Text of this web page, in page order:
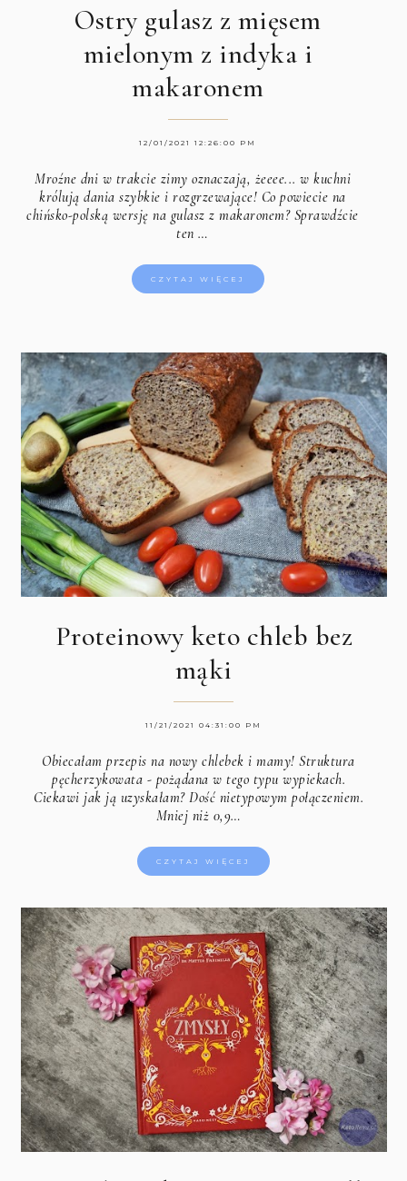
Ostry gulasz z mięsem
mielonym z indyka i
makaronem
12/01/2021 12:26:00 PM
Mroźne dni w trakcie zimy oznaczają, żeeee... w kuchni
królują dania szybkie i rozgrzewające! Co powiecie na
chińsko-polską wersję na gulasz z makaronem? Sprawdźcie
ten …
CZYTAJ WIĘCEJ
Proteinowy keto chleb bez
mąki
11/21/2021 04:31:00 PM
Obiecałam przepis na nowy chlebek i mamy! Struktura
pęcherzykowata - pożądana w tego typu wypiekach.
Ciekawi jak ją uzyskałam? Dość nietypowym połączeniem.
Mniej niż 0,9…
CZYTAJ WIĘCEJ